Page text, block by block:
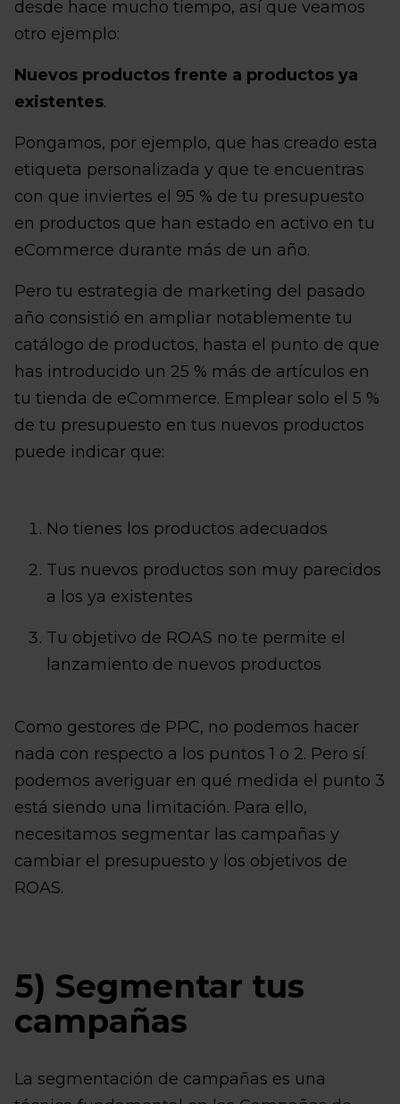
desde hace mucho tiempo, así que veamos
otro ejemplo:
Nuevos productos frente a productos ya
existentes.
Pongamos, por ejemplo, que has creado esta
etiqueta personalizada y que te encuentras
con que inviertes el 95 % de tu presupuesto
en productos que han estado en activo en tu
eCommerce durante más de un año.
Pero tu estrategia de marketing del pasado
año consistió en ampliar notablemente tu
catálogo de productos, hasta el punto de que
has introducido un 25 % más de artículos en
tu tienda de eCommerce. Emplear solo el 5 %
de tu presupuesto en tus nuevos productos
puede indicar que:
No tienes los productos adecuados
Tus nuevos productos son muy parecidos
a los ya existentes
Tu objetivo de ROAS no te permite el
lanzamiento de nuevos productos
Como gestores de PPC, no podemos hacer
nada con respecto a los puntos 1 o 2. Pero sí
podemos averiguar en qué medida el punto 3
está siendo una limitación. Para ello,
necesitamos segmentar las campañas y
cambiar el presupuesto y los objetivos de
ROAS.
5) Segmentar tus
campañas
La segmentación de campañas es una